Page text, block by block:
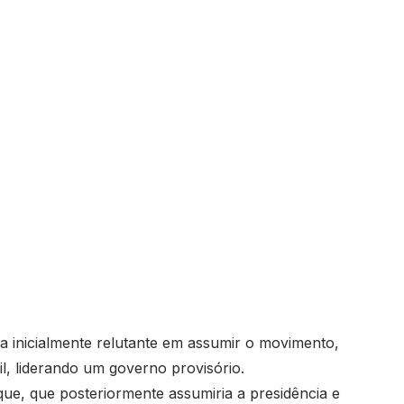
inicialmente relutante em assumir o movimento,
liderando um governo provisório.
que posteriormente assumiria a presidência e